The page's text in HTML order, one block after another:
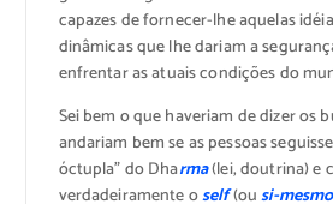
capazes de fornecer-lhe aquelas
dinâmicas que lhe dariam a
enfrentar as atuais condições do
Sei bem o que haveriam de dizer os
andariam bem se as pessoas
óctupla” do Dharma(lei, doutrina) e
verdadeiramente oself(ousi-